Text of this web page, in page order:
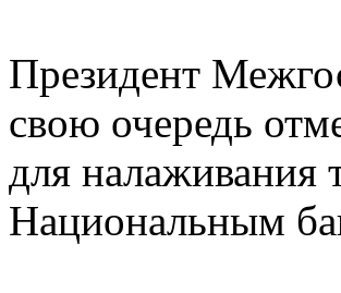
Президент
свою очередь
для налаживания
Национальным